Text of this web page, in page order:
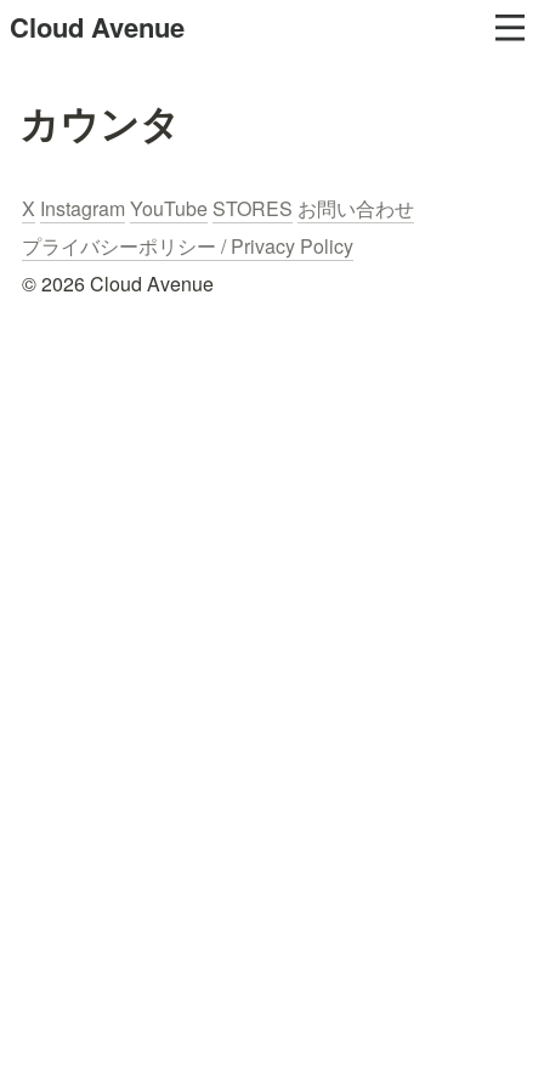
Cloud Avenue
カウンタ
X Instagram YouTube STORES お問い合わせ
プライバシーポリシー / Privacy Policy
© 2026 Cloud Avenue